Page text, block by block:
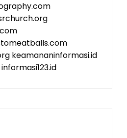
keamananinformasi.id
informasi123.id